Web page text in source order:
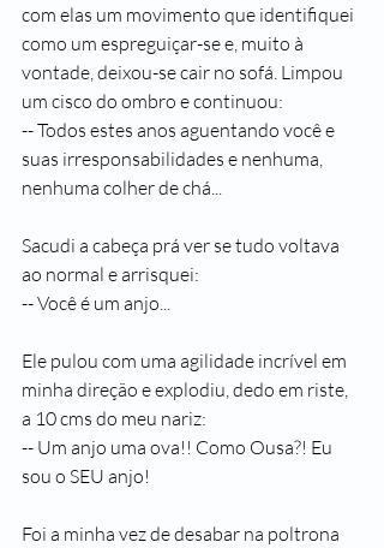
com elas um movimento que identifiquei
como um espreguiçar-se e, muito à
vontade, deixou-se cair no sofá. Limpou
um cisco do ombro e continuou:
-- Todos estes anos aguentando você e
suas irresponsabilidades e nenhuma,
nenhuma colher de chá...
Sacudi a cabeça prá ver se tudo voltava
ao normal e arrisquei:
-- Você é um anjo...
Ele pulou com uma agilidade incrível em
minha direção e explodiu, dedo em riste,
a 10 cms do meu nariz:
-- Um anjo uma ova!! Como Ousa?! Eu
sou o SEU anjo!
Foi a minha vez de desabar na poltrona